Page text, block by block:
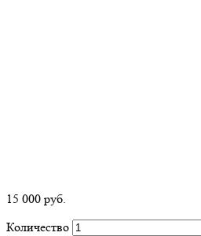
15 000 руб.
Количество